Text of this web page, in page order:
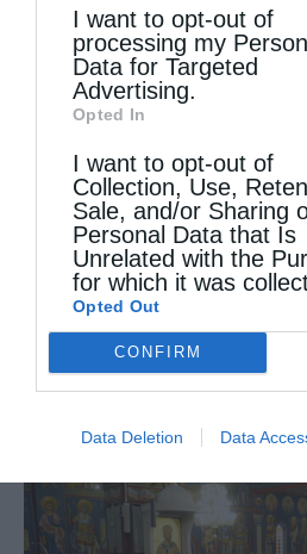
disclose it to other third
I want to opt-out of
processing my
Data for Targeted
Advertising.
Opted In
I want to opt-out of
Collection, Use,
Sale, and/or Sharing
Personal Data that Is
Unrelated with the
for which it was
Opted Out
CONFIRM
Data Deletion Data
ΜΟΙΡΑΣΟΥ 0
Προηγούμενο
23 χρόνια από την Ενθρόνιση
Δημητριάδος κ.
Επόμενο
Όσιος Παΐσιος
ΔΕΙΤΕ